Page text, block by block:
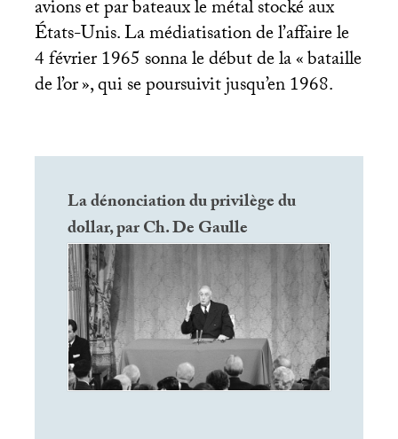
avions et par bateaux le métal stocké aux
États-Unis. La médiatisation de l’affaire le
4 février 1965 sonna le début de la «bataille
de l’or», qui se poursuivit jusqu’en 1968.
La dénonciation du privilège du
dollar, par Ch. De Gaulle